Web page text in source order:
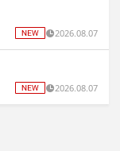
2026.08.07
2026.08.07